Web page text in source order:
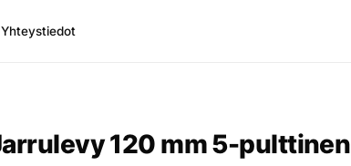
Yhteystiedot
120 mm 5-pulttinen